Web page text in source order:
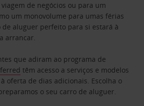
de negócios ou para um
um monovolume para umas férias
aluguer perfeito para si estará à
arrancar.
que adiram ao programa de
têm acesso a serviços e modelos
oferta de dias adicionais. Escolha o
o seu carro de aluguer.